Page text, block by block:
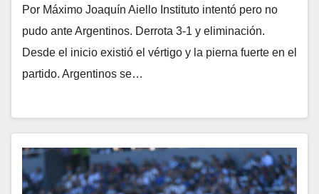
Por Máximo Joaquín Aiello Instituto intentó pero no
pudo ante Argentinos. Derrota 3-1 y eliminación.
Desde el inicio existió el vértigo y la pierna fuerte en el
partido. Argentinos se…